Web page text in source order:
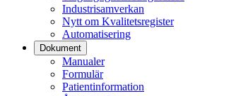
Industrisamverkan
Nytt om Kvalitetsregister
Automatisering
Dokument
Manualer
Formulär
Patientinformation